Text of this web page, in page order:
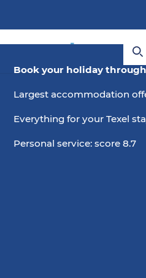
Book your holiday through
Largest accommodation
Everything for your Texel
Personal service: score 8.7